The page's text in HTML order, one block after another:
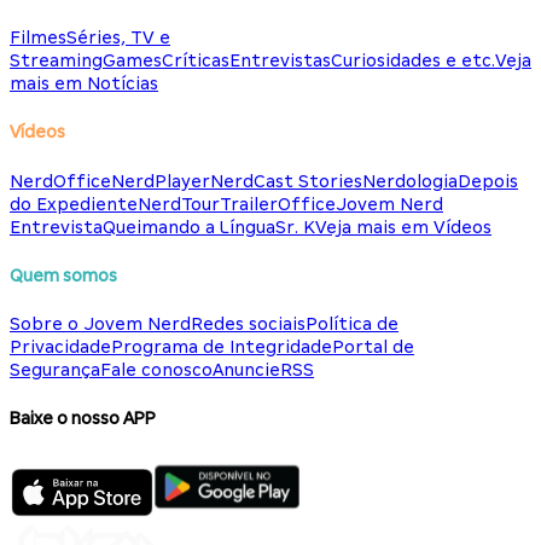
FilmesSéries, TV e
StreamingGamesCríticasEntrevistasCuriosidades e etc.Veja
mais em Notícias
Vídeos
NerdOfficeNerdPlayerNerdCast StoriesNerdologiaDepois
do ExpedienteNerdTourTrailerOfficeJovem Nerd
EntrevistaQueimando a LínguaSr. KVeja mais em Vídeos
Quem somos
Sobre o Jovem NerdRedes sociaisPolítica de
PrivacidadePrograma de IntegridadePortal de
SegurançaFale conoscoAnuncieRSS
Baixe o nosso APP